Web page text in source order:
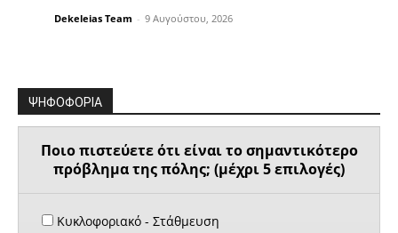
Dekeleias Team - 9 Αυγούστου, 2026
ΨΗΦΟΦΟΡΙΑ
Ποιο πιστεύετε ότι είναι το σημαντικότερο
πρόβλημα της πόλης; (μέχρι 5 επιλογές)
Κυκλοφοριακό - Στάθμευση